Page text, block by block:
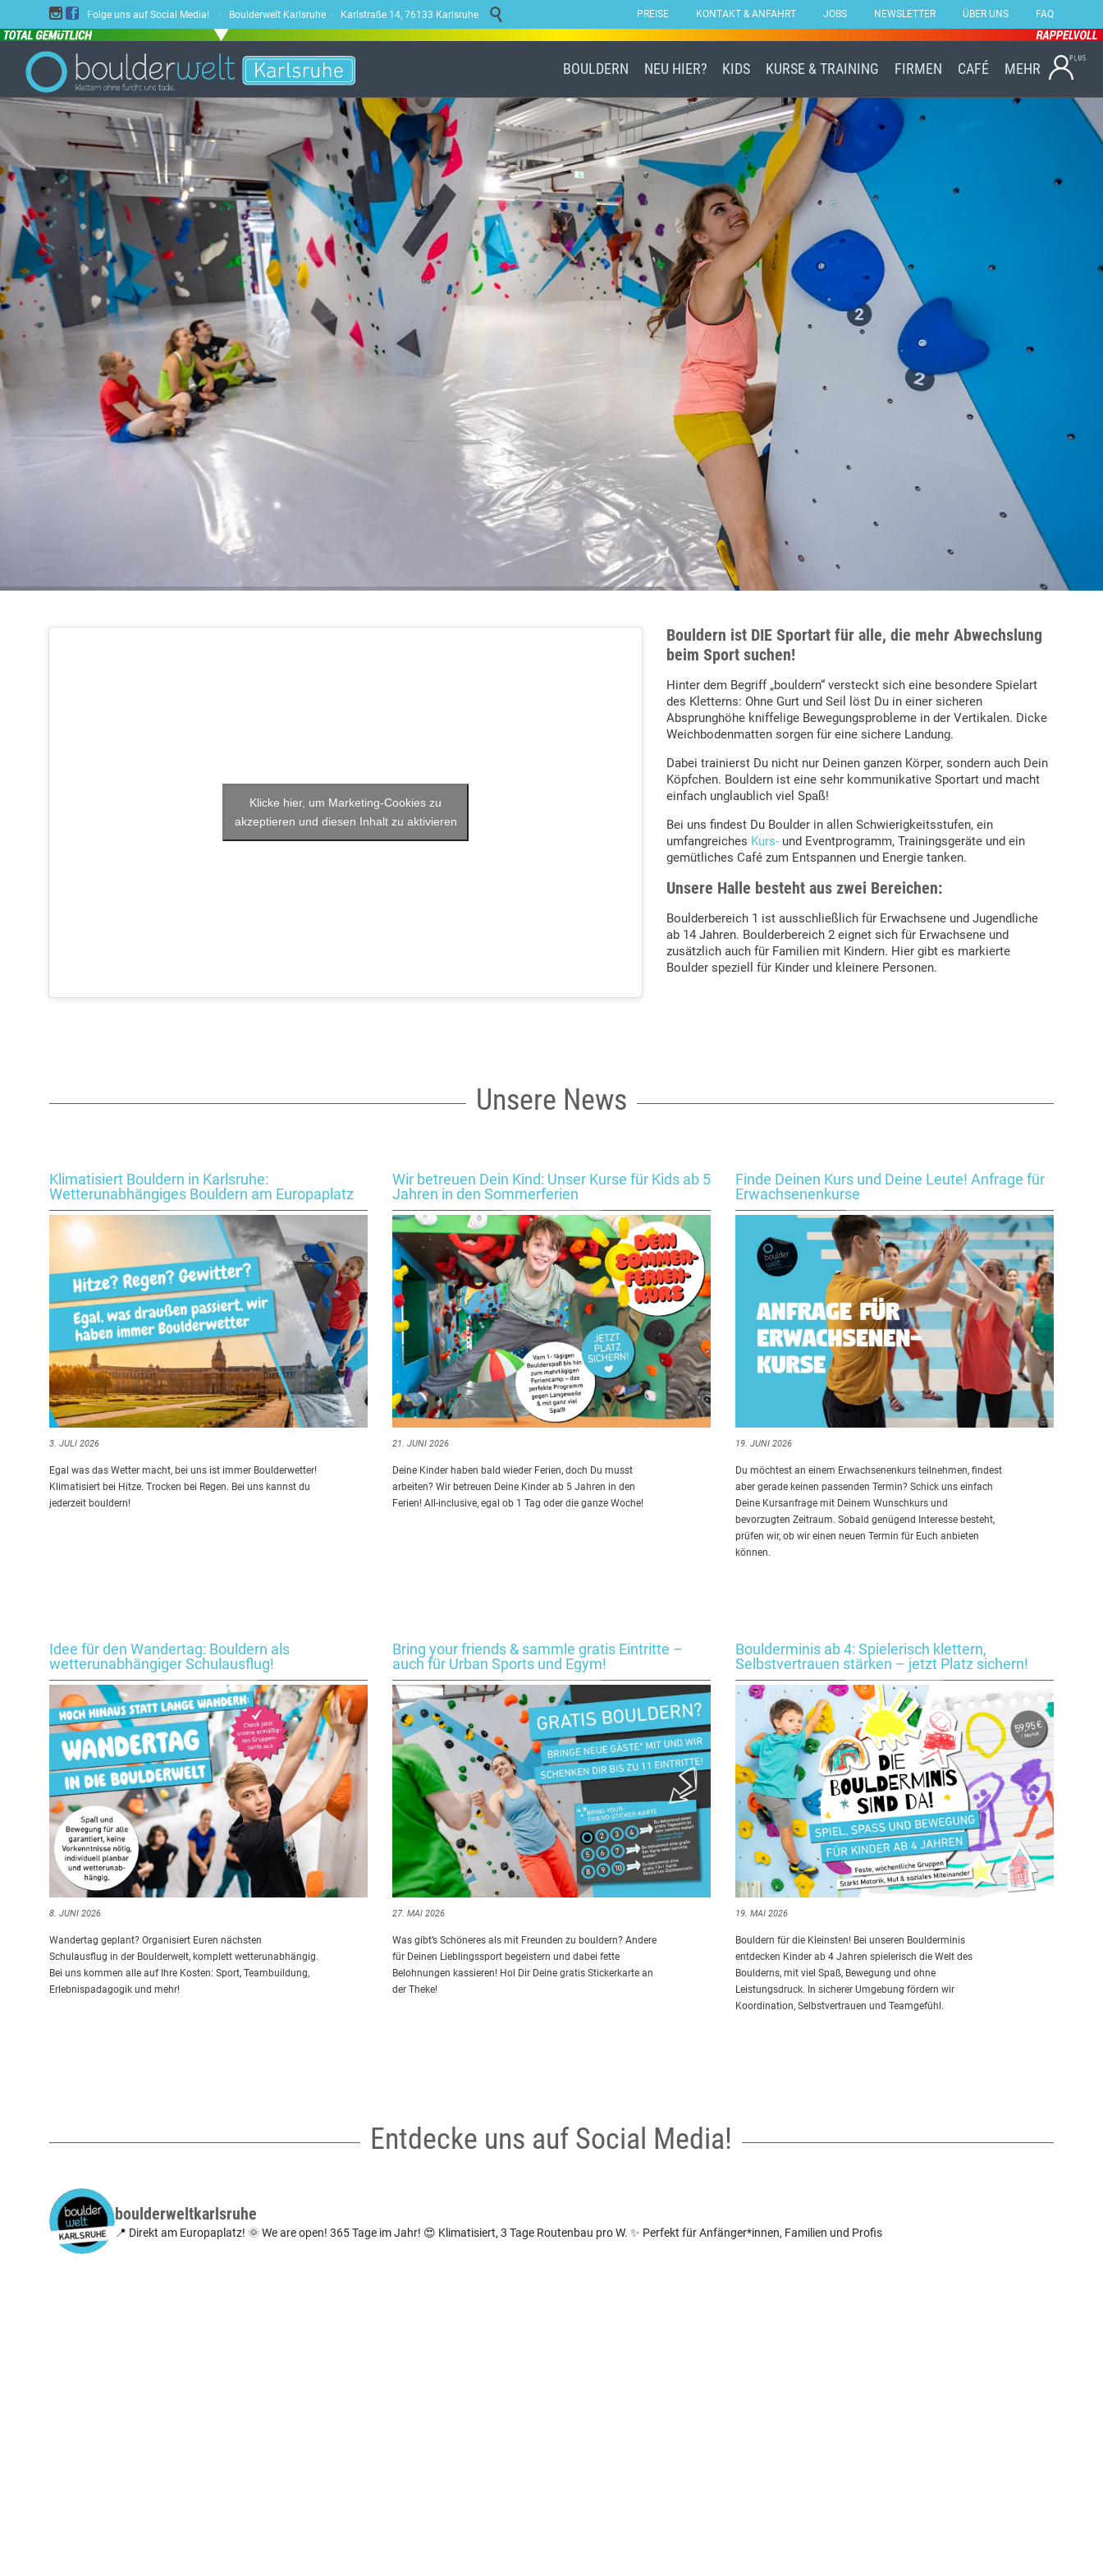
  Folge uns auf Social Media! · Boulderwelt Karlsruhe · Karlstraße 14, 76133 Karlsruhe  PREISE KONTAKT & ANFAHRT JOBS NEWSLETTER ÜBER UNS FAQ
Skip
to
BOULDERN NEU HIER? KIDS KURSE & TRAINING FIRMEN CAFÉ MEHR
Klicke hier, um Marketing-Cookies zu
akzeptieren und diesen Inhalt zu aktivieren
Bouldern ist DIE Sportart für alle, die mehr Abwechslung
beim Sport suchen!
Hinter dem Begriff „bouldern“ versteckt sich eine besondere Spielart
des Kletterns: Ohne Gurt und Seil löst Du in einer sicheren
Absprunghöhe kniffelige Bewegungsprobleme in der Vertikalen. Dicke
Weichbodenmatten sorgen für eine sichere Landung.
Dabei trainierst Du nicht nur Deinen ganzen Körper, sondern auch Dein
Köpfchen. Bouldern ist eine sehr kommunikative Sportart und macht
einfach unglaublich viel Spaß!
Bei uns findest Du Boulder in allen Schwierigkeitsstufen, ein
umfangreiches Kurs- und Eventprogramm, Trainingsgeräte und ein
gemütliches Café zum Entspannen und Energie tanken.
Unsere Halle besteht aus zwei Bereichen:
Boulderbereich 1 ist ausschließlich für Erwachsene und Jugendliche
ab 14 Jahren. Boulderbereich 2 eignet sich für Erwachsene und
zusätzlich auch für Familien mit Kindern. Hier gibt es markierte
Boulder speziell für Kinder und kleinere Personen.
Unsere News
Klimatisiert Bouldern in Karlsruhe:
Wetterunabhängiges Bouldern am Europaplatz
3. JULI 2026
Egal was das Wetter macht, bei uns ist immer Boulderwetter!
Klimatisiert bei Hitze. Trocken bei Regen. Bei uns kannst du
jederzeit bouldern!
Wir betreuen Dein Kind: Unser Kurse für Kids ab 5
Jahren in den Sommerferien
21. JUNI 2026
Deine Kinder haben bald wieder Ferien, doch Du musst
arbeiten? Wir betreuen Deine Kinder ab 5 Jahren in den
Ferien! All-inclusive, egal ob 1 Tag oder die ganze Woche!
Finde Deinen Kurs und Deine Leute! Anfrage für
Erwachsenenkurse
19. JUNI 2026
Du möchtest an einem Erwachsenenkurs teilnehmen, findest
aber gerade keinen passenden Termin? Schick uns einfach
Deine Kursanfrage mit Deinem Wunschkurs und
bevorzugten Zeitraum. Sobald genügend Interesse besteht,
prüfen wir, ob wir einen neuen Termin für Euch anbieten
können.
Idee für den Wandertag: Bouldern als
wetterunabhängiger Schulausflug!
8. JUNI 2026
Wandertag geplant? Organisiert Euren nächsten
Schulausflug in der Boulderwelt, komplett wetterunabhängig.
Bei uns kommen alle auf Ihre Kosten: Sport, Teambuildung,
Erlebnispadagogik und mehr!
Bring your friends & sammle gratis Eintritte –
auch für Urban Sports und Egym!
27. MAI 2026
Was gibt’s Schöneres als mit Freunden zu bouldern? Andere
für Deinen Lieblingssport begeistern und dabei fette
Belohnungen kassieren! Hol Dir Deine gratis Stickerkarte an
der Theke!
Boulderminis ab 4: Spielerisch klettern,
Selbstvertrauen stärken – jetzt Platz sichern!
19. MAI 2026
Bouldern für die Kleinsten! Bei unseren Boulderminis
entdecken Kinder ab 4 Jahren spielerisch die Welt des
Boulderns, mit viel Spaß, Bewegung und ohne
Leistungsdruck. In sicherer Umgebung fördern wir
Koordination, Selbstvertrauen und Teamgefühl.
Entdecke uns auf Social Media!
boulderweltkarlsruhe
📍 Direkt am Europaplatz! 🌞 We are open! 365 Tage im Jahr! 😍 Klimatisiert, 3 Tage Routenbau pro W. ✨️ Perfekt für Anfänger*innen, Familien und Profis